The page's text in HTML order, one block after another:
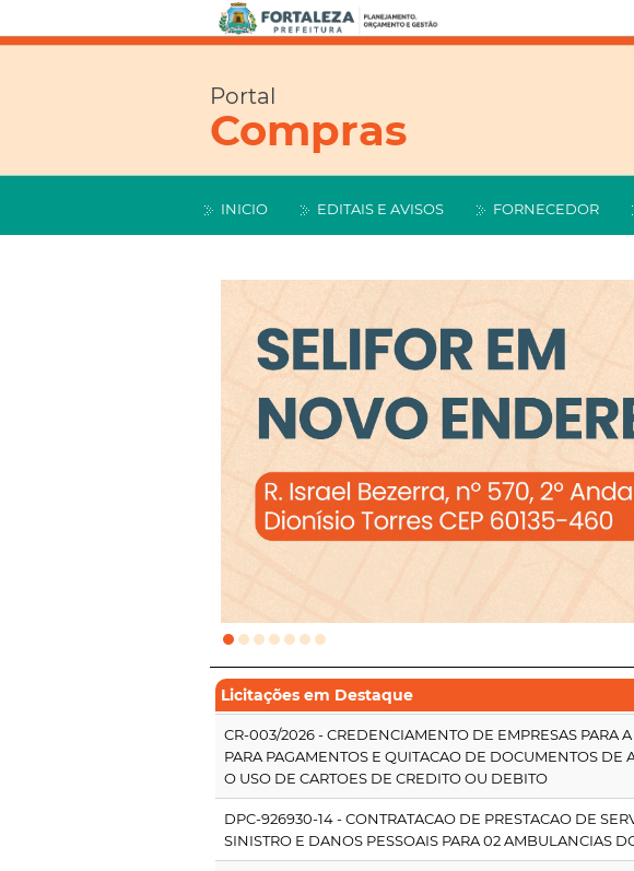
Portal
Compras
INICIO EDITAIS E AVISOS FORNECEDOR
Licitações em Destaque
CR-003/2026 - CREDENCIAMENTO DE EMPRESAS PARA
PARA PAGAMENTOS E QUITACAO DE DOCUMENTOS DE
O USO DE CARTOES DE CREDITO OU DEBITO
DPC-926930-14 - CONTRATACAO DE PRESTACAO DE
SINISTRO E DANOS PESSOAIS PARA 02 AMBULANCIAS